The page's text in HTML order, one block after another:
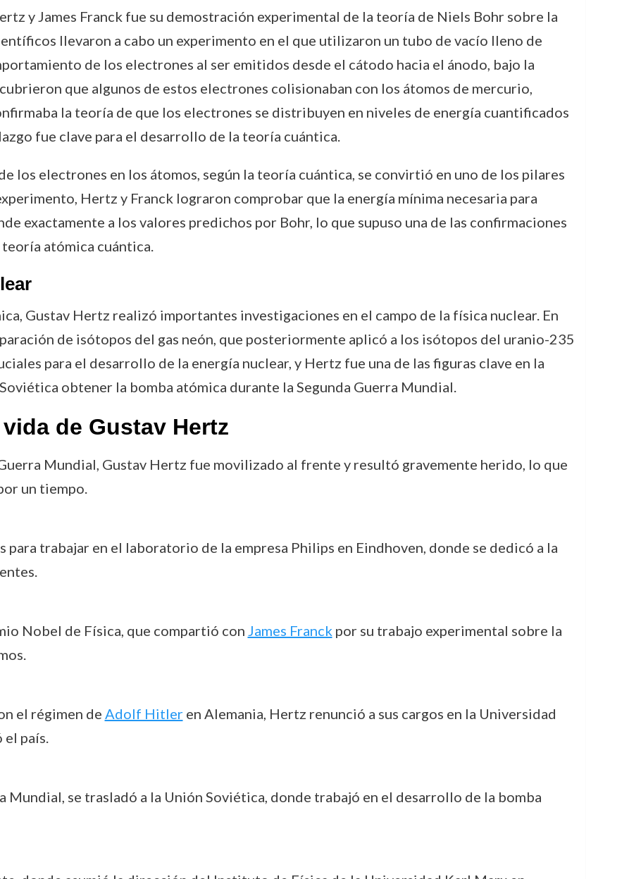
y James Franck fue su demostración experimental de la teoría de Niels Bohr sobre la
llevaron a cabo un experimento en el que utilizaron un tubo de vacío lleno de
de los electrones al ser emitidos desde el cátodo hacia el ánodo, bajo la
que algunos de estos electrones colisionaban con los átomos de mercurio,
la teoría de que los electrones se distribuyen en niveles de energía cuantificados
fue clave para el desarrollo de la teoría cuántica.
los electrones en los átomos, según la teoría cuántica, se convirtió en uno de los pilares
Hertz y Franck lograron comprobar que la energía mínima necesaria para
exactamente a los valores predichos por Bohr, lo que supuso una de las confirmaciones
atómica cuántica.
Gustav Hertz realizó importantes investigaciones en el campo de la física nuclear. En
de isótopos del gas neón, que posteriormente aplicó a los isótopos del uranio-235
para el desarrollo de la energía nuclear, y Hertz fue una de las figuras clave en la
obtener la bomba atómica durante la Segunda Guerra Mundial.
de Gustav Hertz
Mundial, Gustav Hertz fue movilizado al frente y resultó gravemente herido, lo que
un tiempo.
para trabajar en el laboratorio de la empresa Philips en Eindhoven, donde se dedicó a la
Nobel de Física, que compartió con James Franck por su trabajo experimental sobre la
el régimen de Adolf Hitleren Alemania, Hertz renunció a sus cargos en la Universidad
el país.
Mundial, se trasladó a la Unión Soviética, donde trabajó en el desarrollo de la bomba